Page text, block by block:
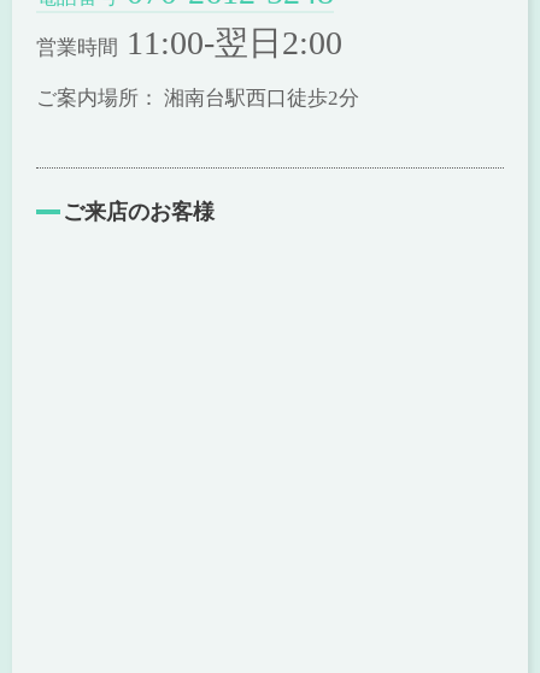
営業時間 11:00-翌日2:00
ご案内場所： 湘南台駅西口徒歩2分
ご来店のお客様